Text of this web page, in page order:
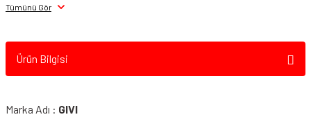
Tümünü Gör
Ürün Bilgisi
Marka Adı : GIVI